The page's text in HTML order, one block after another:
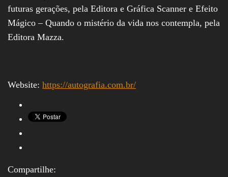
futuras gerações, pela Editora e Gráfica Scanner e Efeito
Mágico – Quando o mistério da vida nos contempla, pela
Editora Mazza.
Website: https://autografia.com.br/
Compartilhe: